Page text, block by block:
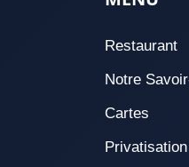
Restaurant
Notre
Cartes
Privatisation